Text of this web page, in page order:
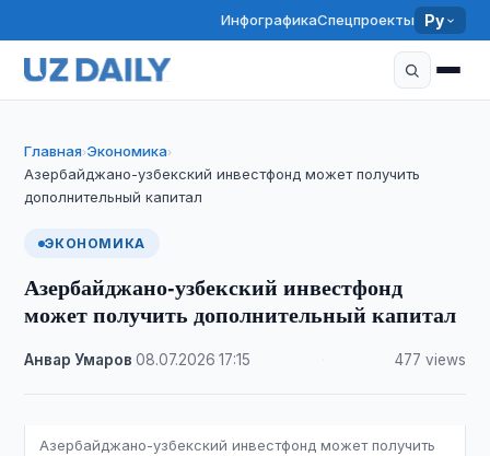
ИнфографикаСпецпроекты Ру
Главная›Экономика›
Азербайджано-узбекский инвестфонд может получить
дополнительный капитал
ЭКОНОМИКА
Азербайджано-узбекский инвестфонд
может получить дополнительный капитал
Анвар Умаров ·08.07.2026 ·17:15 477 views
Азербайджано-узбекский инвестфонд может получить